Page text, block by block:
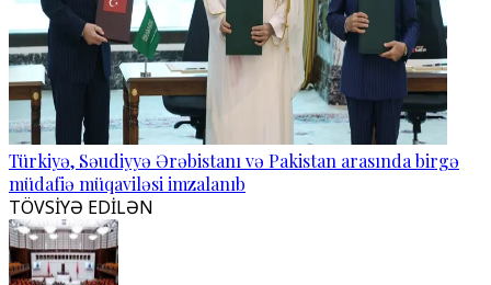
Türkiyə, Səudiyyə Ərəbistanı və Pakistan arasında birgə
müdafiə müqaviləsi imzalanıb
TÖVSİYƏ EDİLƏN